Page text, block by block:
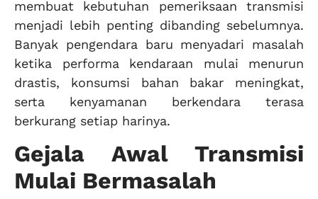
membuat kebutuhan pemeriksaan transmisi
menjadi lebih penting dibanding sebelumnya.
Banyak pengendara baru menyadari masalah
ketika performa kendaraan mulai menurun
drastis, konsumsi bahan bakar meningkat,
serta kenyamanan berkendara terasa
berkurang setiap harinya.
Gejala Awal Transmisi
Mulai Bermasalah